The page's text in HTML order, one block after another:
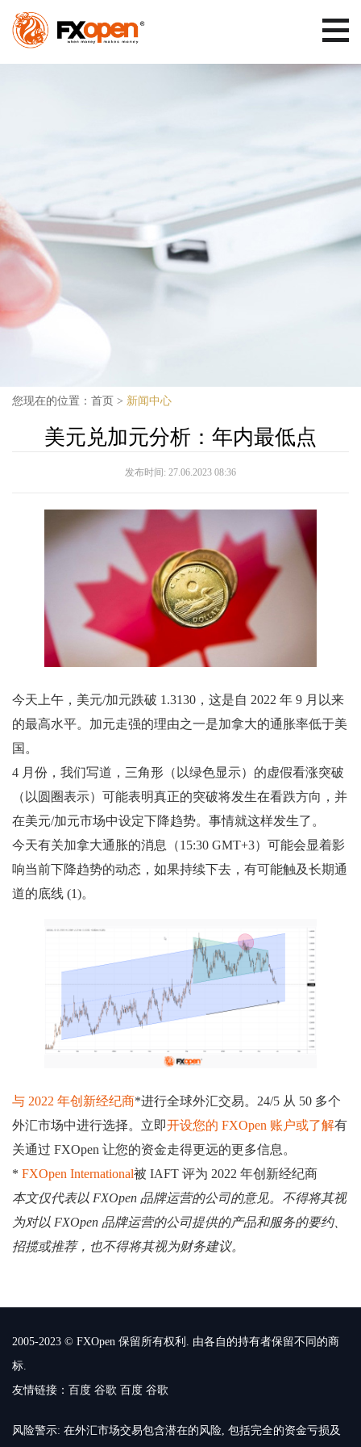
您现在的位置： 首页 > 新闻中心
美元兑加元分析：年内最低点
发布时间: 27.06.2023 08:36
今天上午，美元/加元跌破 1.3130，这是自 2022 年 9 月以来
的最高水平。加元走强的理由之一是加拿大的通胀率低于美
国。
4 月份，我们写道，三角形（以绿色显示）的虚假看涨突破
（以圆圈表示）可能表明真正的突破将发生在看跌方向，并
在美元/加元市场中设定下降趋势。事情就这样发生了。
今天有关加拿大通胀的消息（15:30 GMT+3）可能会显着影
响当前下降趋势的动态，如果持续下去，有可能触及长期通
道的底线 (1)。
与 2022 年创新经纪商*进行全球外汇交易。24/5 从 50 多个
外汇市场中进行选择。立即开设您的 FXOpen 账户或了解有
关通过 FXOpen 让您的资金走得更远的更多信息。
* FXOpen International被 IAFT 评为 2022 年创新经纪商
本文仅代表以 FXOpen 品牌运营的公司的意见。不得将其视
为对以 FXOpen 品牌运营的公司提供的产品和服务的要约、
招揽或推荐，也不得将其视为财务建议。
2005-2023 © FXOpen 保留所有权利. 由各自的持有者保留不同的商
标.
友情链接： 百度 谷歌 百度 谷歌
风险警示: 在外汇市场交易包含潜在的风险, 包括完全的资金亏损及